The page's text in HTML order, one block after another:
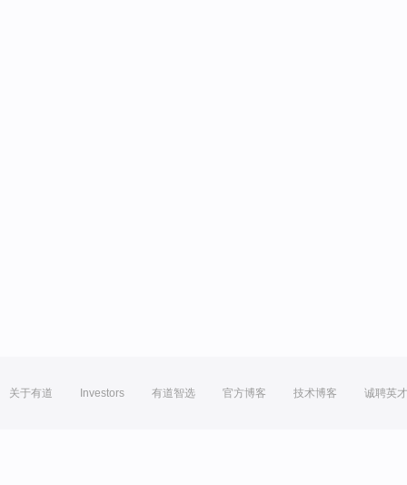
关于有道 Investors 有道智选 官方博客 技术博客 诚聘英才